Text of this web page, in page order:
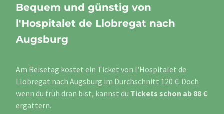
Bequem und günstig von
l'Hospitalet de Llobregat nach
Augsburg
Am Reisetag kostet ein Ticket von l'Hospitalet de
Llobregat nach Augsburg im Durchschnitt 120 €. Doch
wenn du früh dran bist, kannst du Tickets schon ab 88 €
ergattern.